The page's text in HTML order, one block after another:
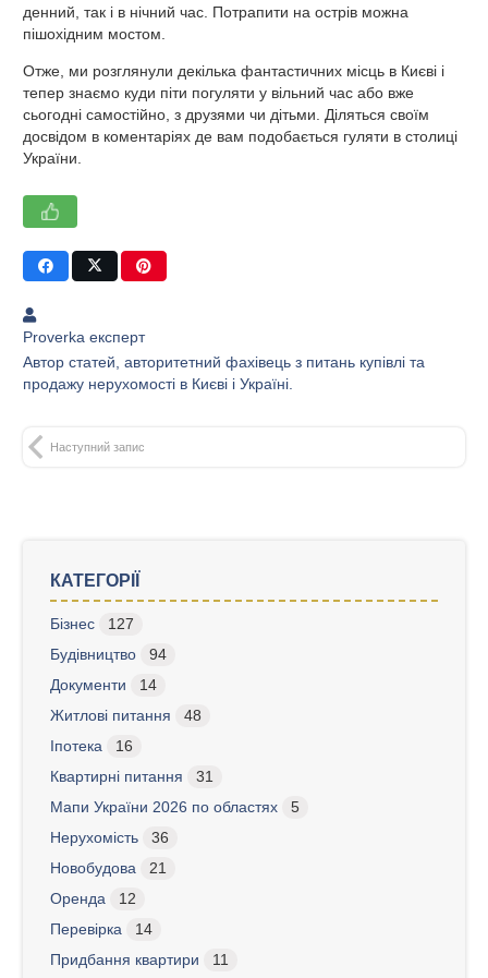
денний, так і в нічний час. Потрапити на острів можна
пішохідним мостом.
Отже, ми розглянули декілька фантастичних місць в Києві і
тепер знаємо куди піти погуляти у вільний час або вже
сьогодні самостійно, з друзями чи дітьми. Діляться своїм
досвідом в коментаріях де вам подобається гуляти в столиці
України.
Proverka експерт
Автор статей, авторитетний фахівець з питань купівлі та
продажу нерухомості в Києві і Україні.
Наступний запис
КАТЕГОРІЇ
Бізнес
127
Будівництво
94
Документи
14
Житлові питання
48
Іпотека
16
Квартирні питання
31
Мапи України 2026 по областях
5
Нерухомість
36
Новобудова
21
Оренда
12
Перевірка
14
Придбання квартири
11